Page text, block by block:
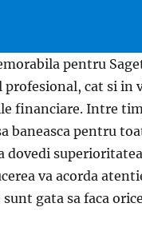
pentru
cat si in
financiare. Intre
baneasca pentru
dovedi
va acorda
gata sa faca